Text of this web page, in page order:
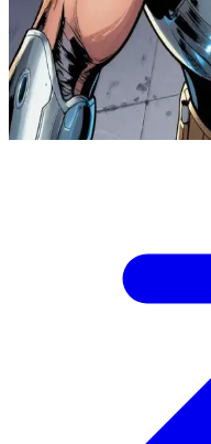
يستخدمون تكنولوجيا
هو حليف جديد أو مجند قام
Show more